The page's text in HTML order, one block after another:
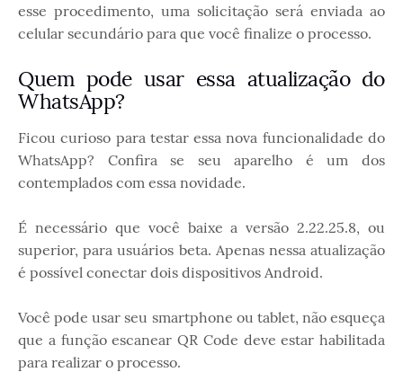
esse procedimento, uma solicitação será enviada ao
celular secundário para que você finalize o processo.
Quem pode usar essa atualização do
WhatsApp?
Ficou curioso para testar essa nova funcionalidade do
WhatsApp? Confira se seu aparelho é um dos
contemplados com essa novidade.
É necessário que você baixe a versão 2.22.25.8, ou
superior, para usuários beta. Apenas nessa atualização
é possível conectar dois dispositivos Android.
Você pode usar seu smartphone ou tablet, não esqueça
que a função escanear QR Code deve estar habilitada
para realizar o processo.